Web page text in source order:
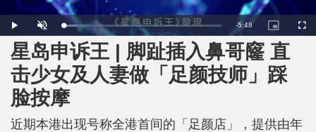
P
l
a
y
U
n
m
u
t
e
L
o
a
d
d
:
8
.
8
R
e
m
-5:48
P
i
c
u
e
-
i
c
t
F
u
星岛申诉王 | 脚趾插入鼻哥窿 直
击少女及人妻做「足颜技师」踩
脸按摩
近期本港出现号称全港首间的「足颜店」，提供由年